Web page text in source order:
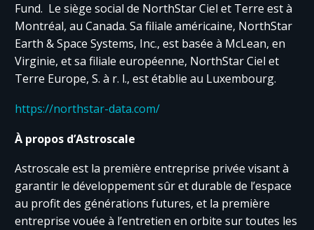
Fund. Le siège social de NorthStar Ciel et Terre est à
Montréal, au Canada. Sa filiale américaine, NorthStar
Earth & Space Systems, Inc., est basée à McLean, en
Virginie, et sa filiale européenne, NorthStar Ciel et
Terre Europe, S. à r. l., est établie au Luxembourg.
https://northstar-data.com/
À propos d’Astroscale
Astroscale est la première entreprise privée visant à
garantir le développement sûr et durable de l’espace
au profit des générations futures, et la première
entreprise vouée à l’entretien en orbite sur toutes les